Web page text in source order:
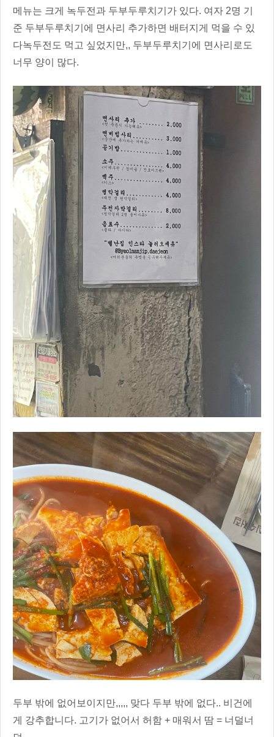
메뉴는 크게 녹두전과 두부두루치기가 있다. 여자 2명 기
준 두부두루치기에 면사리 추가하면 배터지게 먹을 수 있
다녹두전도 먹고 싶었지만,, 두부두루치기에 면사리로도
너무 양이 많다.
두부 밖에 없어보이지만,,,,, 맞다 두부 밖에 없다.. 비건에
게 강추합니다. 고기가 없어서 허함 + 매워서 땀 = 너덜너